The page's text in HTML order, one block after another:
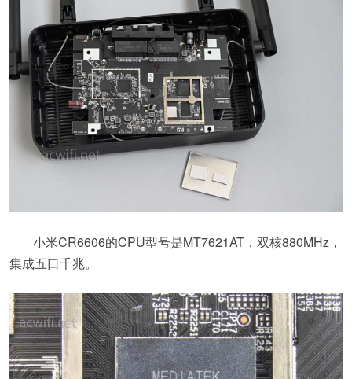
小米CR6606的CPU型号是MT7621AT，双核880MHz，
集成五口千兆。